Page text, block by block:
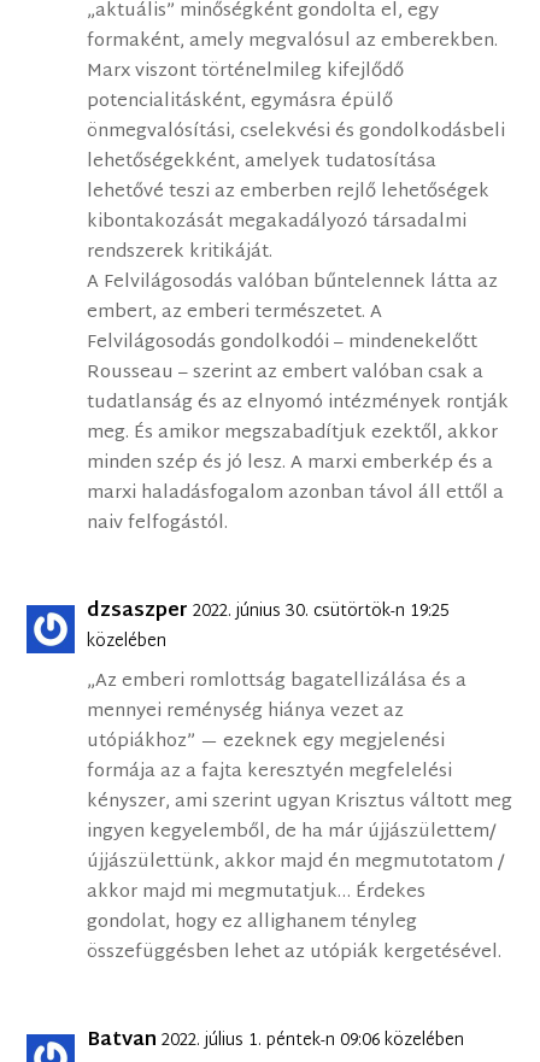
„aktuális” minőségként gondolta el, egy
formaként, amely megvalósul az emberekben.
Marx viszont történelmileg kifejlődő
potencialitásként, egymásra épülő
önmegvalósítási, cselekvési és gondolkodásbeli
lehetőségekként, amelyek tudatosítása
lehetővé teszi az emberben rejlő lehetőségek
kibontakozását megakadályozó társadalmi
rendszerek kritikáját.
A Felvilágosodás valóban bűntelennek látta az
embert, az emberi természetet. A
Felvilágosodás gondolkodói – mindenekelőtt
Rousseau – szerint az embert valóban csak a
tudatlanság és az elnyomó intézmények rontják
meg. És amikor megszabadítjuk ezektől, akkor
minden szép és jó lesz. A marxi emberkép és a
marxi haladásfogalom azonban távol áll ettől a
naiv felfogástól.
dzsaszper 2022. június 30. csütörtök-n 19:25
közelében
„Az emberi romlottság bagatellizálása és a
mennyei reménység hiánya vezet az
utópiákhoz” — ezeknek egy megjelenési
formája az a fajta keresztyén megfelelési
kényszer, ami szerint ugyan Krisztus váltott meg
ingyen kegyelemből, de ha már újjászülettem/
újjászülettünk, akkor majd én megmutotatom /
akkor majd mi megmutatjuk… Érdekes
gondolat, hogy ez allighanem tényleg
összefüggésben lehet az utópiák kergetésével.
Batvan 2022. július 1. péntek-n 09:06 közelében